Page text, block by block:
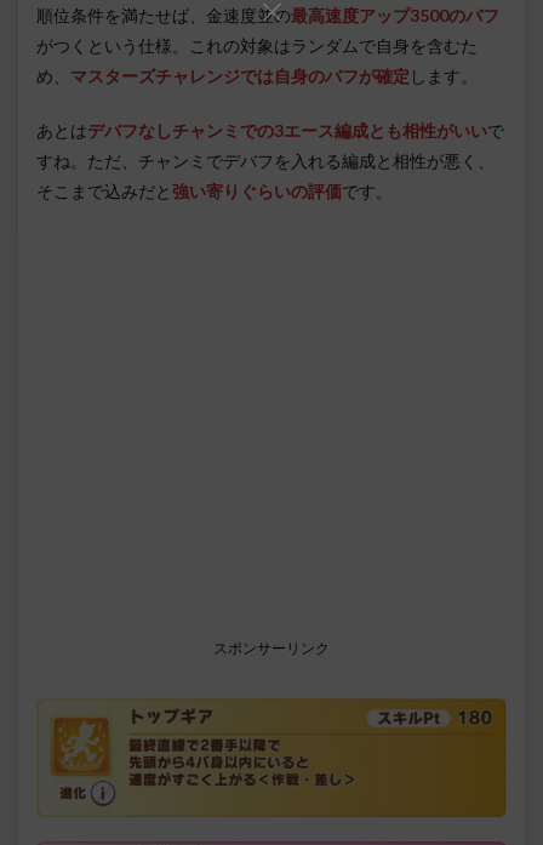
順位条件を満たせば、金速度並の最高速度アップ3500のバフ
がつくという仕様。これの対象はランダムで自身を含むた
め、 マスターズチャレンジでは自身のバフが確定 します。
あとはデバフなしチャンミでの3エース編成とも相性がいいで
すね。ただ、チャンミでデバフを入れる編成と相性が悪く、
そこまで込みだと強い寄りぐらいの評価です。
スポンサーリンク